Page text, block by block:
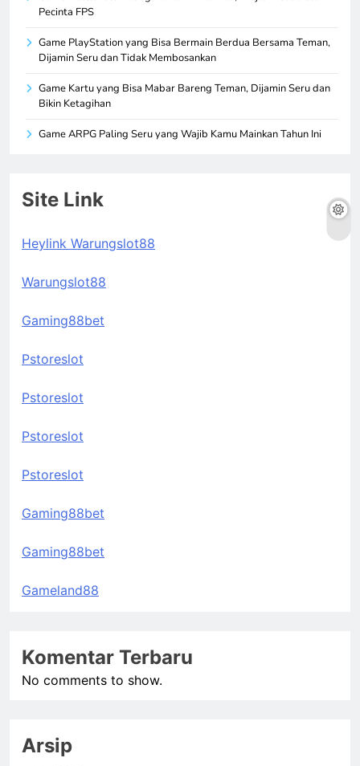
Pecinta FPS
Game PlayStation yang Bisa Bermain Berdua Bersama Teman,
Dijamin Seru dan Tidak Membosankan
Game Kartu yang Bisa Mabar Bareng Teman, Dijamin Seru dan
Bikin Ketagihan
Game ARPG Paling Seru yang Wajib Kamu Mainkan Tahun Ini
Site Link
Heylink Warungslot88
Warungslot88
Gaming88bet
Pstoreslot
Pstoreslot
Pstoreslot
Pstoreslot
Gaming88bet
Gaming88bet
Gameland88
Komentar Terbaru
No comments to show.
Arsip